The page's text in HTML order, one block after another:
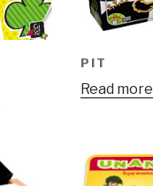
PIT
Read more